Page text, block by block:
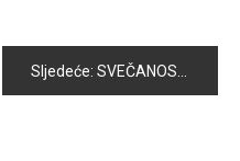
Sljedeće: SVEČANOST POVODOM ZAVRŠETKA RADOVA NA OBNOVI OŠ “MIRSAD PRNJAVORAC”